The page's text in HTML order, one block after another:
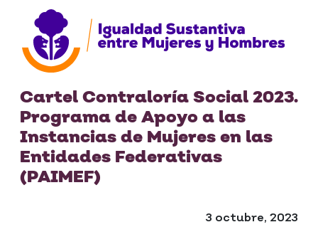
Cartel Contraloría Social 2023.
Programa de Apoyo a las
Instancias de Mujeres en las
Entidades Federativas
(PAIMEF)
3 octubre, 2023